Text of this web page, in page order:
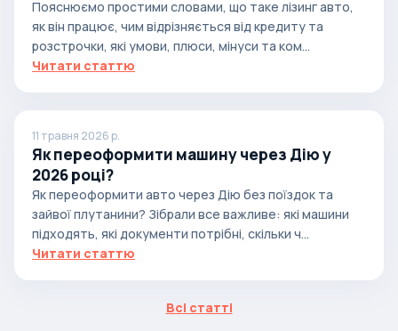
Пояснюємо простими словами, що таке лізинг авто,
як він працює, чим відрізняється від кредиту та
розстрочки, які умови, плюси, мінуси та ком...
Читати статтю
11 травня 2026 р.
Як переоформити машину через Дію у
2026 році?
Як переоформити авто через Дію без поїздок та
зайвої плутанини? Зібрали все важливе: які машини
підходять, які документи потрібні, скільки ч...
Читати статтю
Всі статті